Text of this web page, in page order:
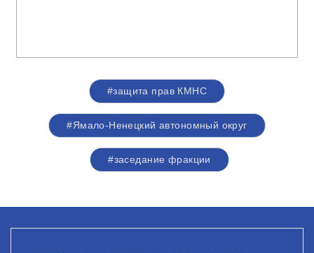
#защита прав КМНС
#Ямало-Ненецкий автономный округ
#заседание фракции